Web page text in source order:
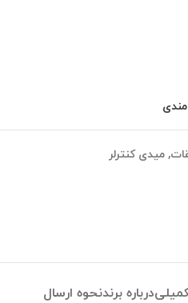
, میدی کنترلر
درباره برندنحوه ارسال